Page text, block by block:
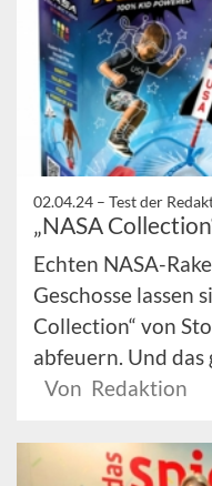
02.04.24 – Test der
„NASA
Echten NASA-
Geschosse lassen
Collection“ von
abfeuern. Und das
Von Redaktion